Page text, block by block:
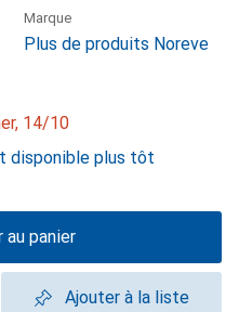
Marque
Plus de produits Noreve
14/10
disponible plus tôt
au panier
Ajouter à la liste